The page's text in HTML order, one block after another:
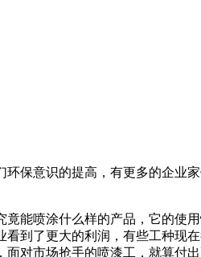
保意识的提高，有更多的企业
能喷涂什么样的产品，它的使
到了更大的利润，有些工种现
对市场抢手的喷漆工，就算付